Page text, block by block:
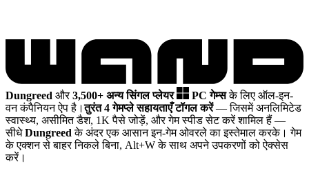
Dungreed और3,500+ अन्य सिंगल प्लेयर PC गेम्सके लिए ऑल-इन-
वन कंपैनियन ऐप है।तुरंत 4 गेमप्ले सहायताएँ टॉगल करें— जिसमें अनलिमिटेड
स्वास्थ्य, असीमित डैश, 1K पैसे जोड़ें, और गेम स्पीड सेट करें शामिल हैं —
सीधेDungreed के अंदर एक आसान इन-गेम ओवरले का इस्तेमाल करके। गेम
के एक्शन से बाहर निकले बिना, Alt+W के साथ अपने उपकरणों को ऐक्सेस
करें।